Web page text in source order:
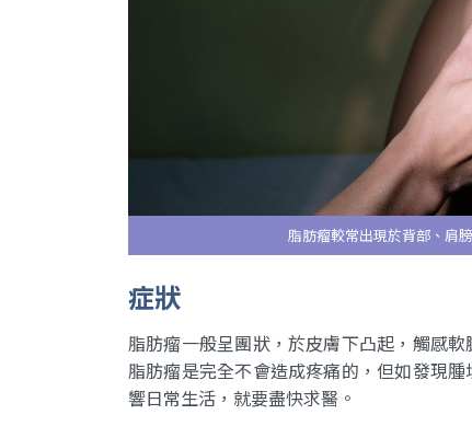
脂肪瘤較常出現於背部、肩
症狀
脂肪瘤一般呈團狀，於皮膚下凸起，觸感
脂肪瘤是完全不會造成疼痛的，但如發現
響日常生活，就要盡快求醫。